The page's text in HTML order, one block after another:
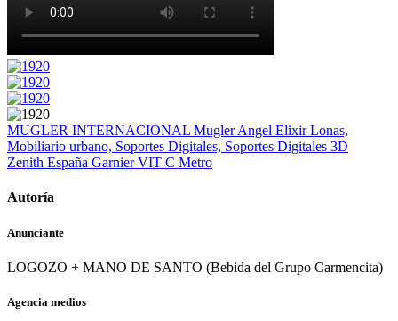
MUGLER INTERNACIONAL Mugler Angel Elixir Lonas,
Mobiliario urbano, Soportes Digitales, Soportes Digitales 3D
Zenith España Garnier VIT C Metro
Autoría
Anunciante
LOGOZO + MANO DE SANTO (Bebida del Grupo Carmencita)
Agencia medios